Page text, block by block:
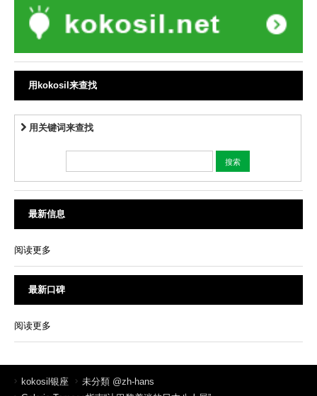
用kokosil来查找
用关键词来查找
最新信息
阅读更多
最新口碑
阅读更多
kokosil银座
未分類 @zh-hans